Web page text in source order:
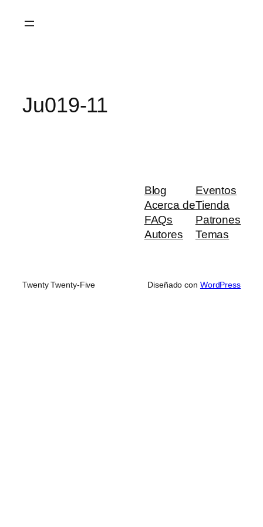
Ju019-11
Blog
Acerca de
FAQs
Autores
Eventos
Tienda
Patrones
Temas
Twenty Twenty-Five Diseñado con WordPress